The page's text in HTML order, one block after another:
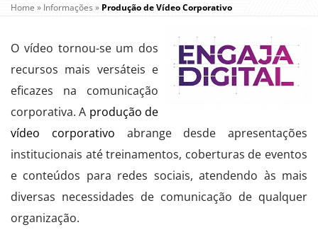
Home » Informações » Produção de Vídeo Corporativo
O vídeo tornou-se um dos
recursos mais versáteis e
eficazes na comunicação
corporativa. A produção de
vídeo corporativo abrange desde apresentações
institucionais até treinamentos, coberturas de eventos
e conteúdos para redes sociais, atendendo às mais
diversas necessidades de comunicação de qualquer
organização.